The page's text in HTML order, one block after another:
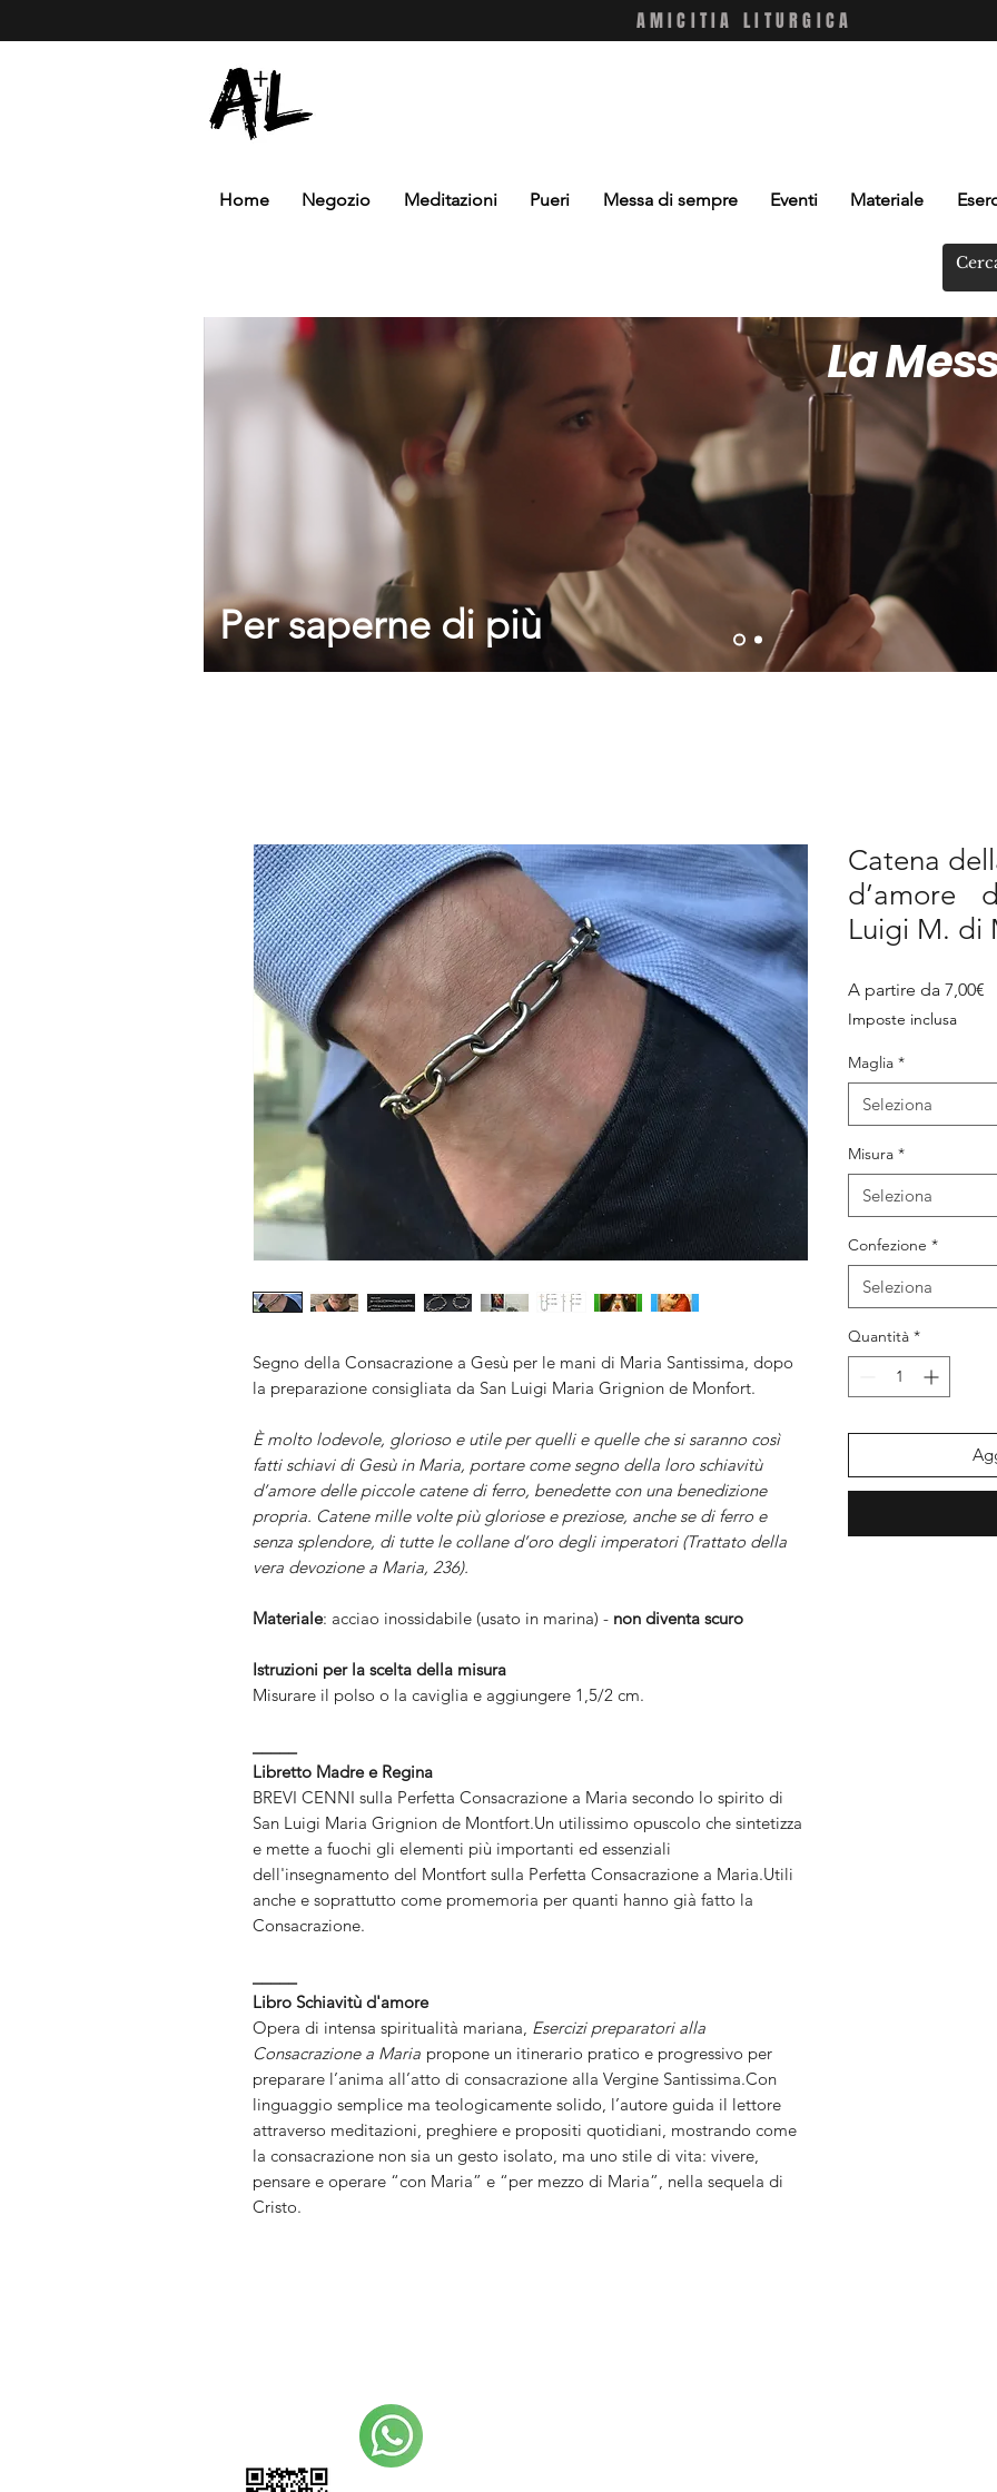
AMICITIA LITURGICA
Home Negozio Meditazioni Pueri Messa di sempre Eventi Materiale
La
Per saperne di più
Segno della Consacrazione a Gesù per le mani di Maria Santissima, dopo
la preparazione consigliata da San Luigi Maria Grignion de Monfort.
È molto lodevole, glorioso e utile per quelli e quelle che si saranno così
fatti schiavi di Gesù in Maria, portare come segno della loro schiavitù
d’amore delle piccole catene di ferro, benedette con una benedizione
propria. Catene mille volte più gloriose e preziose, anche se di ferro e
senza splendore, di tutte le collane d’oro degli imperatori (Trattato della
vera devozione a Maria, 236).
Materiale: acciao inossidabile (usato in marina) - non diventa scuro
Istruzioni per la scelta della misura
Misurare il polso o la caviglia e aggiungere 1,5/2 cm.
Libretto Madre e Regina
BREVI CENNI sulla Perfetta Consacrazione a Maria secondo lo spirito di
San Luigi Maria Grignion de Montfort.Un utilissimo opuscolo che sintetizza
e mette a fuochi gli elementi più importanti ed essenziali
dell'insegnamento del Montfort sulla Perfetta Consacrazione a Maria.Utili
anche e soprattutto come promemoria per quanti hanno già fatto la
Consacrazione.
Libro Schiavitù d'amore
Opera di intensa spiritualità mariana, Esercizi preparatori alla
Consacrazione a Maria propone un itinerario pratico e progressivo per
preparare l’anima all’atto di consacrazione alla Vergine Santissima.Con
linguaggio semplice ma teologicamente solido, l’autore guida il lettore
attraverso meditazioni, preghiere e propositi quotidiani, mostrando come
la consacrazione non sia un gesto isolato, ma uno stile di vita: vivere,
pensare e operare “con Maria” e “per mezzo di Maria”, nella sequela di
Cristo.
Catena
d’amore
Luigi M. di
A partire da 7,00€
Imposte inclusa
Maglia *
Seleziona
Misura *
Seleziona
Confezione *
Seleziona
Quantità *